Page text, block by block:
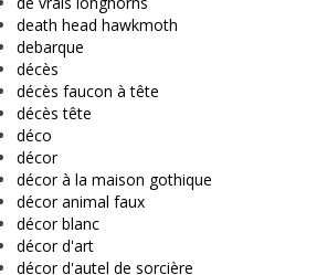
death head hawkmoth
debarque
décès
décès faucon à tête
décès tête
déco
décor
décor à la maison gothique
décor animal faux
décor blanc
décor d'art
décor d'autel de sorcière